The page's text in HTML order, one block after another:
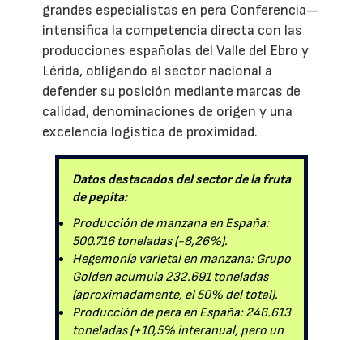
grandes especialistas en pera Conferencia—
intensifica la competencia directa con las
producciones españolas del Valle del Ebro y
Lérida, obligando al sector nacional a
defender su posición mediante marcas de
calidad, denominaciones de origen y una
excelencia logística de proximidad.
Datos destacados del sector de la fruta
de pepita:
Producción de manzana en España:
500.716 toneladas (-8,26%).
Hegemonía varietal en manzana: Grupo
Golden acumula 232.691 toneladas
(aproximadamente, el 50% del total).
Producción de pera en España: 246.613
toneladas (+10,5% interanual, pero un